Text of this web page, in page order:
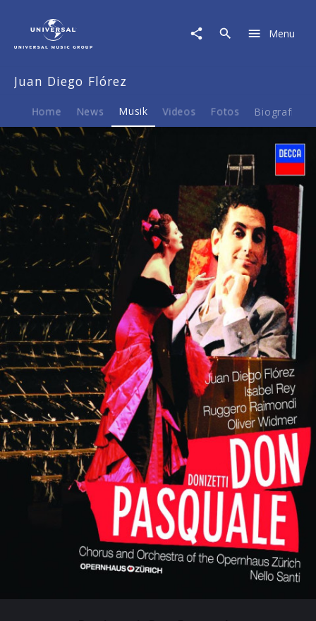
Pasquale
Menu
Juan Diego Flórez
Home News Musik Videos Fotos Biografie